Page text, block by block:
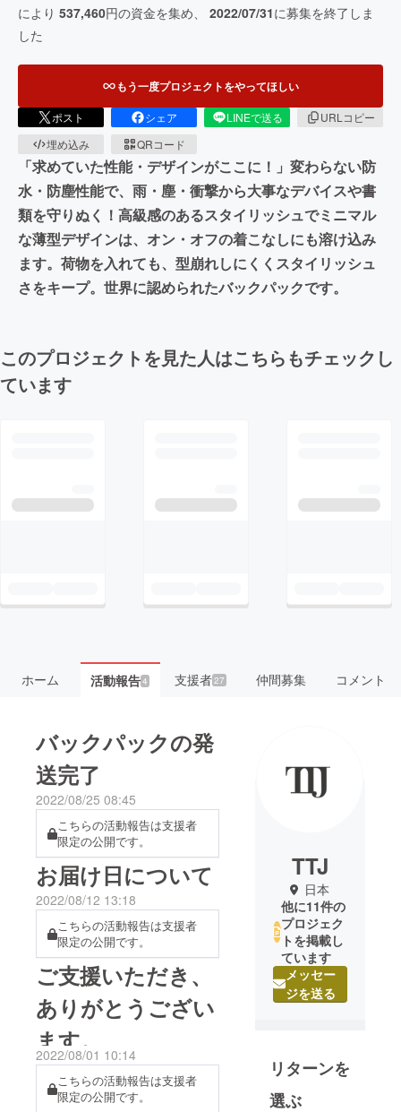
により 537,460円の資金を集め、 2022/07/31に募集を終了しま
した
もう一度プロジェクトをやってほしい
ポスト シェア LINEで送る
URLコピー
埋め込み
QRコード
「求めていた性能・デザインがここに！」変わらない防
水・防塵性能で、雨・塵・衝撃から大事なデバイスや書
類を守りぬく！高級感のあるスタイリッシュでミニマル
な薄型デザインは、オン・オフの着こなしにも溶け込み
ます。荷物を入れても、型崩れしにくくスタイリッシュ
さをキープ。世界に認められたバックパックです。
このプロジェクトを見た人はこちらもチェックし
ています
ホーム 活動報告4 支援者 27 仲間募集 コメント
バックパックの発
送完了
2022/08/25 08:45
こちらの活動報告は支援者
限定の公開です。
お届け日について
2022/08/12 13:18
こちらの活動報告は支援者
限定の公開です。
ご支援いただき、
ありがとうござい
ます。
2022/08/01 10:14
こちらの活動報告は支援者
限定の公開です。
TTJ
日本
他に11件の
プロジェク
トを掲載し
ています
メッセー
ジを送る
リターンを
選ぶ